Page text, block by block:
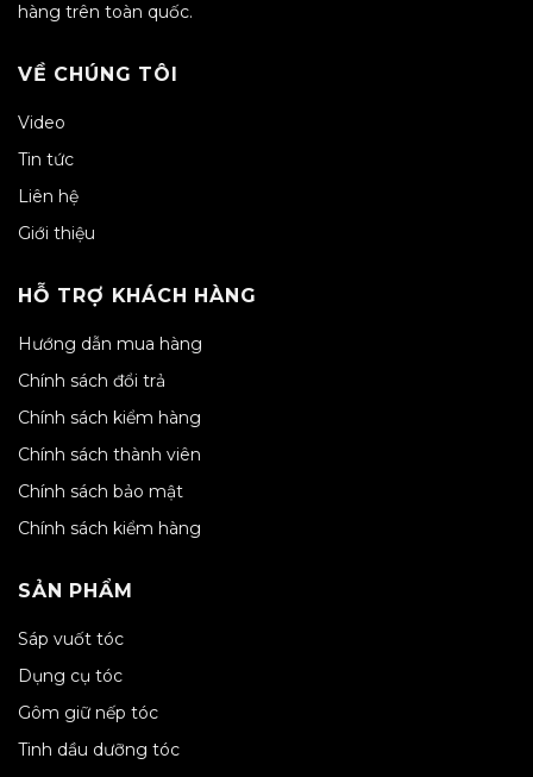
hàng trên toàn quốc.
VỀ CHÚNG TÔI
Video
Tin tức
Liên hệ
Giới thiệu
HỖ TRỢ KHÁCH HÀNG
Hướng dẫn mua hàng
Chính sách đổi trả
Chính sách kiểm hàng
Chính sách thành viên
Chính sách bảo mật
Chính sách kiểm hàng
SẢN PHẨM
Sáp vuốt tóc
Dụng cụ tóc
Gôm giữ nếp tóc
Tinh dầu dưỡng tóc